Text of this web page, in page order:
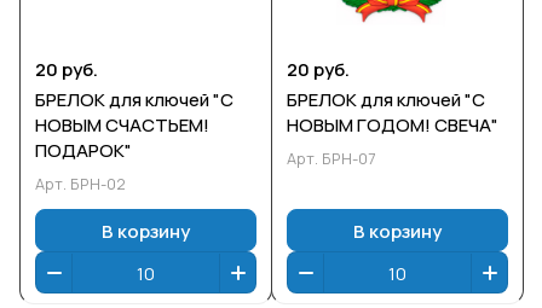
20 руб.
БРЕЛОК для ключей "С
НОВЫМ СЧАСТЬЕМ!
ПОДАРОК"
Арт. БРН-02
В корзину
20 руб.
БРЕЛОК для ключей "С
НОВЫМ ГОДОМ! СВЕЧА"
Арт. БРН-07
В корзину